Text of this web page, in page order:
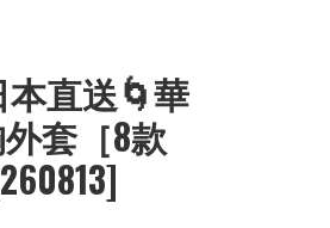
本直送🌀華
套［8款